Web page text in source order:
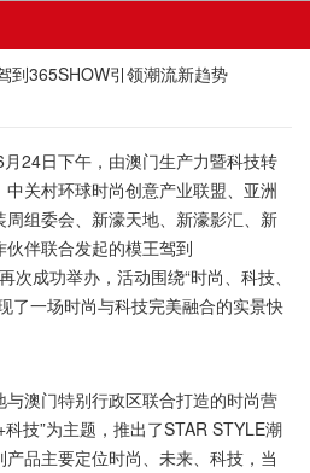
到365SHOW引领潮流新趋势
日下午，由澳门生产力暨科技转
关村环球时尚创意产业联盟、亚洲
组委会、新濠天地、新濠影汇、新
伴联合发起的模王驾到
成功举办，活动围绕“时尚、科技、
了一场时尚与科技完美融合的实景快
澳门特别行政区联合打造的时尚营
技”为主题，推出了STAR STYLE潮
品主要定位时尚、未来、科技，当